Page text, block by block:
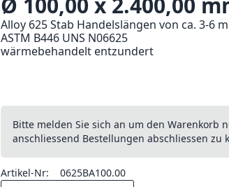
Alloy 625 Stab Handelslängen von ca. 3-6 m
ASTM B446 UNS N06625
wärmebehandelt entzundert
Bitte melden Sie sich an um den Warenkorb
anschliessend Bestellungen abschliessen zu
Artikel-Nr:
0625BA100.00